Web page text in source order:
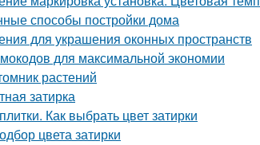
способы постройки дома
для украшения оконных пространств
для максимальной экономии
растений
затирка
Как выбрать цвет затирки
цвета затирки